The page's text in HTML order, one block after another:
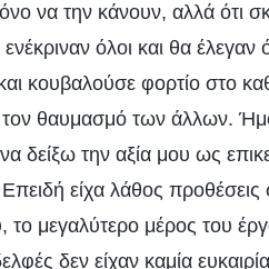
να την κάνουν, αλλά ότι
όλοι και θα έλεγαν
κουβαλούσε φορτίο στο
θαυμασμό των άλλων.
δείξω την αξία μου ως
είχα λάθος
μεγαλύτερο μέρος του
δεν είχαν καμία